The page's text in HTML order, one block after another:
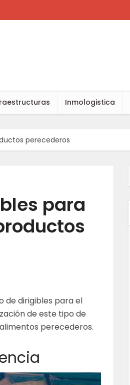
Inmologistica
perecederos
para
de dirigibles para el
de este tipo de
perecederos.